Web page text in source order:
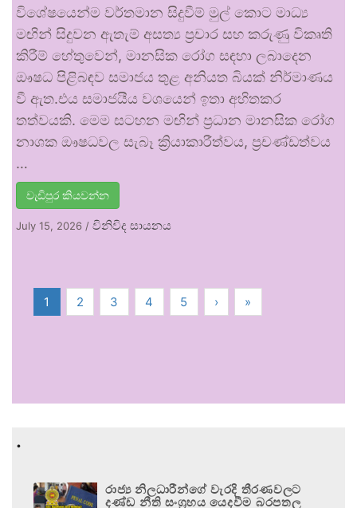
විශේෂයෙන්ම වර්තමාන සිදුවීම් මුල් කොට මාධ්‍ය
මඟින් සිදුවන ඇතැම් අසත්‍ය ප්‍රචාර සහ කරුණු විකෘති
කිරීම් හේතුවෙන්, මානසික රෝග සඳහා ලබාදෙන
ඖෂධ පිළිබඳව සමාජය තුළ අනියත බියක් නිර්මාණය
වී ඇත.එය සමාජයීය වශයෙන් ඉතා අහිතකර
තත්වයකි. මෙම සටහන මඟින් ප්‍රධාන මානසික රෝග
නාශක ඖෂධවල සැබෑ ක්‍රියාකාරීත්වය, ප්‍රචණ්ඩත්වය
…
වැඩිපුර කියවන්න
July 15, 2026 / විනිවිද සායනය
1 2 3 4 5 › »
.
රාජ්‍ය නිලධාරීන්ගේ වැරදි තීරණවලට
දණ්ඩ නීති සංග්‍රහය යෙදවීම බරපතල